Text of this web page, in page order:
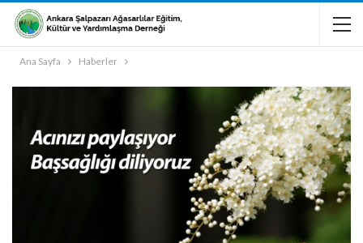
Ana Sayfa Haberler